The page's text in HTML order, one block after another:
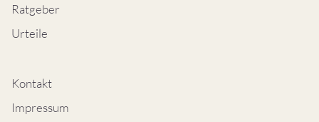
Ratgeber
Urteile
Kontakt
Impressum